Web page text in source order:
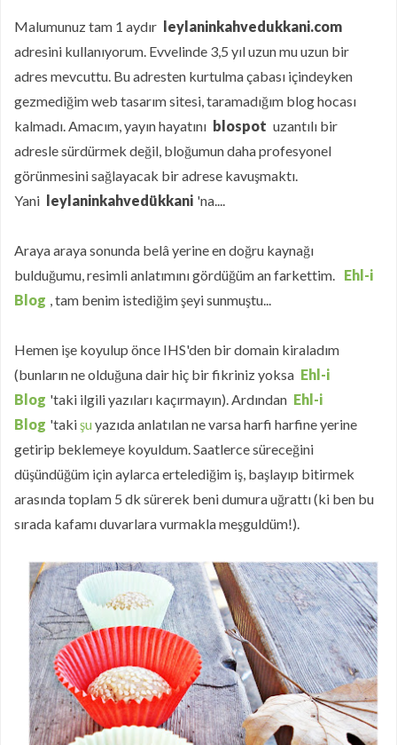
Malumunuz tam 1 aydır leylaninkahvedukkani.com
adresini kullanıyorum. Evvelinde 3,5 yıl uzun mu uzun bir
adres mevcuttu. Bu adresten kurtulma çabası içindeyken
gezmediğim web tasarım sitesi, taramadığım blog hocası
kalmadı. Amacım, yayın hayatını blospot uzantılı bir
adresle sürdürmek değil, bloğumun daha profesyonel
görünmesini sağlayacak bir adrese kavuşmaktı.
Yani leylaninkahvedükkani 'na....
Araya araya sonunda belâ yerine en doğru kaynağı
bulduğumu, resimli anlatımını gördüğüm an farkettim. Ehl-i
Blog , tam benim istediğim şeyi sunmuştu...
Hemen işe koyulup önce IHS'den bir domain kiraladım
(bunların ne olduğuna dair hiç bir fikriniz yoksa Ehl-i
Blog 'taki ilgili yazıları kaçırmayın). Ardından Ehl-i
Blog 'takişuyazıda anlatılan ne varsa harfi harfine yerine
getirip beklemeye koyuldum. Saatlerce süreceğini
düşündüğüm için aylarca ertelediğim iş, başlayıp bitirmek
arasında toplam 5 dk sürerek beni dumura uğrattı (ki ben bu
sırada kafamı duvarlara vurmakla meşguldüm!).